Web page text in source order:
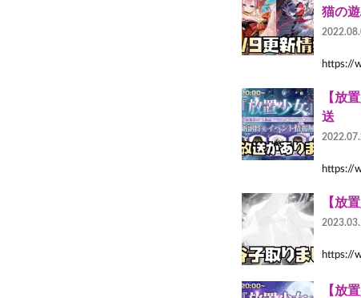
猫の
https://
【放
送
https://
【放
https://
【放